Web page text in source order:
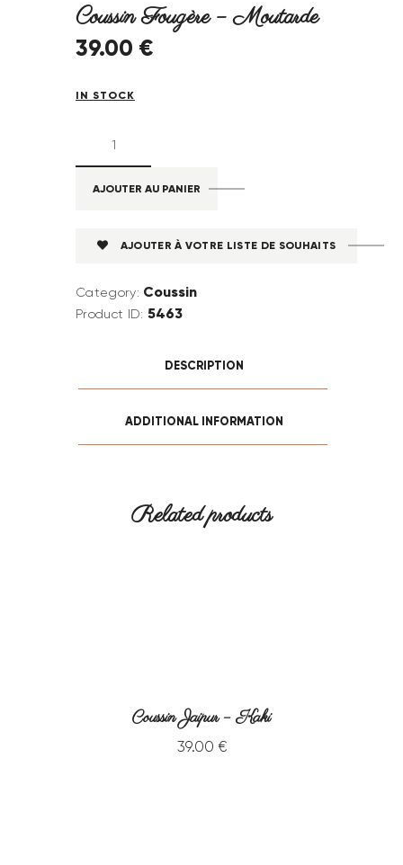
Coussin Fougère – Moutarde
39.00 €
IN STOCK
AJOUTER AU PANIER
AJOUTER À VOTRE LISTE DE SOUHAITS
Category: Coussin
Product ID: 5463
DESCRIPTION
ADDITIONAL INFORMATION
Related products
Coussin Jaipur – Kaki
39.00 €